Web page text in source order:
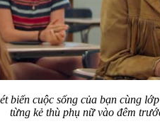
biến cuộc sống của bạn cùng
từng kẻ thù phụ nữ vào đêm